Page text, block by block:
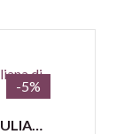
-5%
GIRALDI & GIRALDI DONNA GIULIANA ROSATO CALABRIA IGP